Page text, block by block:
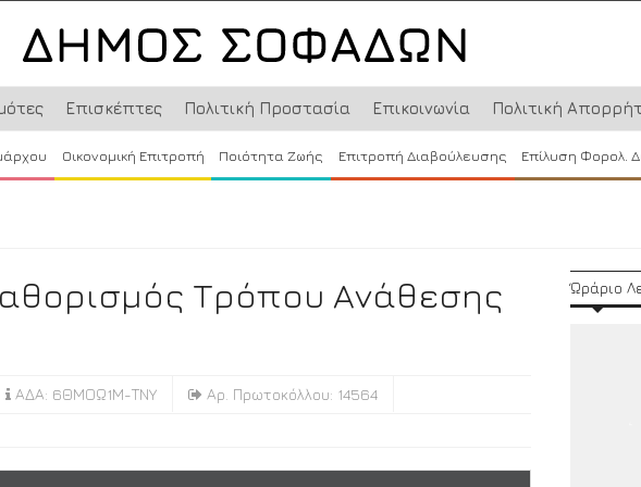
Επισκέπτες Πολιτική Προστασία Επικοινωνία Πολιτική
Οικονομική Επιτροπή Ποιότητα Ζωής Επιτροπή Διαβούλευσης Επίλυση Φορολ.
Τρόπου Ανάθεσης
ΑΔΑ: 6ΘΜΟΩ1Μ-ΤΝΥ Αρ. Πρωτοκόλλου: 14564
Ώράριο